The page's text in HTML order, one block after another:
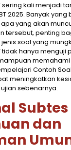
sering kali menjadi
2025. Banyak
apa yang akan
tersebut, penting
soal yang
tidak hanya
Contoh Soal
meningkatkan
sebenarnya.​
Subtes
dan